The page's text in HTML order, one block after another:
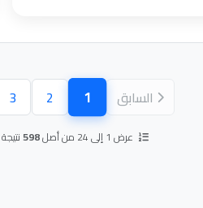
السابق 1(الصفحة الحالية)
2
3
عرض 1 إلى 24 من أصل 598نتيجة